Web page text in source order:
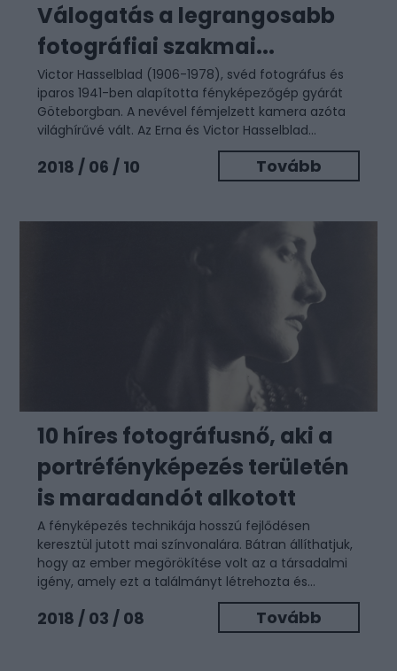
Válogatás a legrangosabb
fotográfiai szakmai...
Victor Hasselblad (1906-1978), svéd fotográfus és
iparos 1941-ben alapította fényképezőgép gyárát
Göteborgban. A nevével fémjelzett kamera azóta
világhírűvé vált. Az Erna és Victor Hasselblad...
2018 / 06 / 10 Tovább
10 híres fotográfusnő, aki a
portréfényképezés területén
is maradandót alkotott
A fényképezés technikája hosszú fejlődésen
keresztül jutott mai színvonalára. Bátran állíthatjuk,
hogy az ember megörökítése volt az a társadalmi
igény, amely ezt a találmányt létrehozta és...
2018 / 03 / 08 Tovább